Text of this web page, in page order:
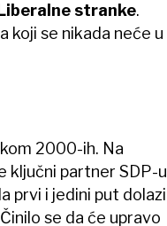
Liberalne stranke.
se nikada neće u
2000-ih. Na
ključni partner SDP-u
prvi i jedini put dolazi
se da će upravo